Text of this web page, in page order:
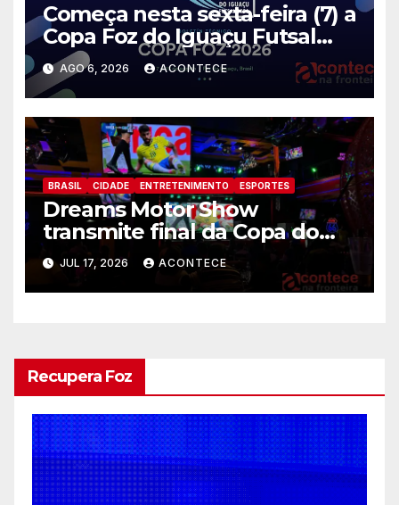
Começa nesta sexta-feira (7) a
Copa Foz do Iguaçu Futsal
2026 com equipes de quatro
países
AGO 6, 2026 ACONTECE
BRASIL CIDADE ENTRETENIMENTO ESPORTES
Dreams Motor Show
transmite final da Copa do
Mundo entre Argentina e
Espanha no maior telão de
Foz
JUL 17, 2026 ACONTECE
Recupera Foz